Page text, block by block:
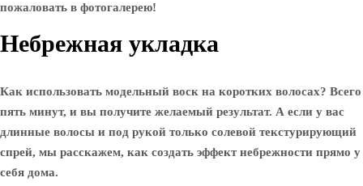
пожаловать в фотогалерею!
Небрежная укладка
Как использовать модельный воск на коротких волосах? Всего
пять минут, и вы получите желаемый результат. А если у вас
длинные волосы и под рукой только солевой текстурирующий
спрей, мы расскажем, как создать эффект небрежности прямо у
себя дома.